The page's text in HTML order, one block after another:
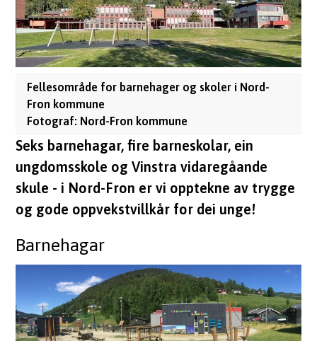
o
m
m
e
Fellesområde for barnehager og skoler i Nord-
Fron kommune
Nord-Fron kommune
Seks barnehagar, fire barneskolar, ein
ungdomsskole og Vinstra vidaregåande
skule - i Nord-Fron er vi opptekne av trygge
og gode oppvekstvillkår for dei unge!
Barnehagar